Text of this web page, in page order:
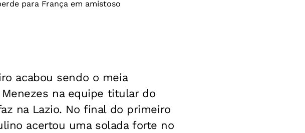
acabou sendo o meia
na equipe titular do
na Lazio. No final do primeiro
acertou uma solada forte no